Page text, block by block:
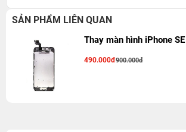
SẢN PHẨM LIÊN QUAN
Thay màn hình iPhone SE
490.000đ900.000đ